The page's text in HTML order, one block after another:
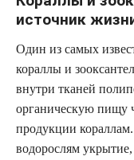
источник
Один из самых
кораллы и
внутри тканей
органическую пищу
продукции
водорослям